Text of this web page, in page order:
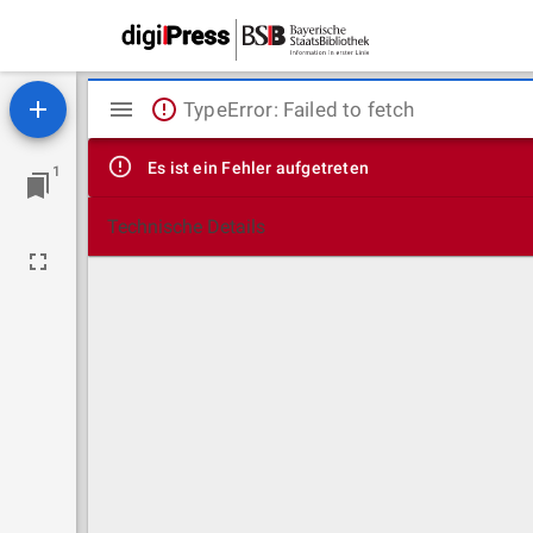
1
Mirador
Viewer
TypeError: Failed to fetch
Es ist ein Fehler aufgetreten
Technische Details